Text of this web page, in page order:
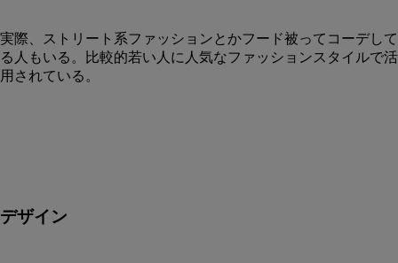
実際、ストリート系ファッションとかフード被ってコーデして
る人もいる。比較的若い人に人気なファッションスタイルで活
用されている。
デザイン